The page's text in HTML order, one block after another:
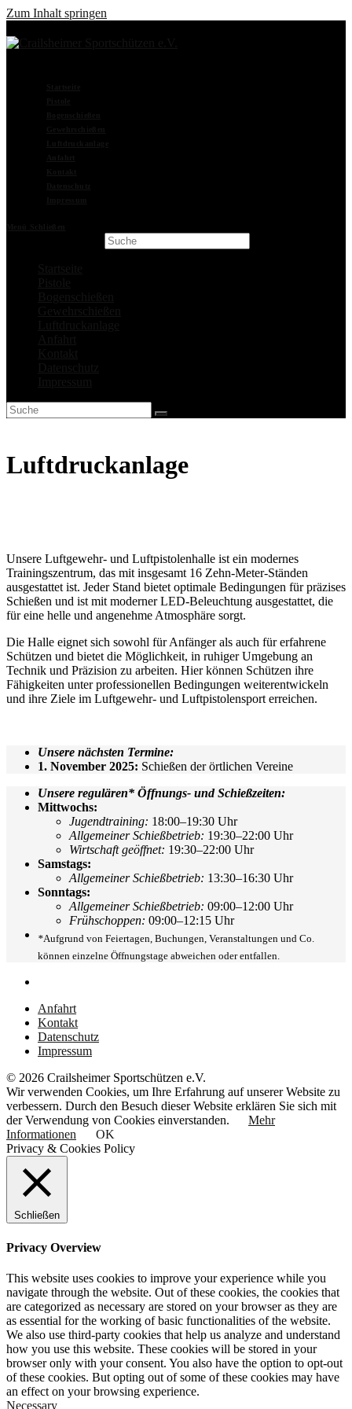
Zum Inhalt springen
Luftdruckanlage
Unsere Luftgewehr- und Luftpistolenhalle ist ein modernes
Trainingszentrum, das mit insgesamt 16 Zehn-Meter-Ständen
ausgestattet ist. Jeder Stand bietet optimale Bedingungen für präzises
Schießen und ist mit moderner LED-Beleuchtung ausgestattet, die
für eine helle und angenehme Atmosphäre sorgt.
Die Halle eignet sich sowohl für Anfänger als auch für erfahrene
Schützen und bietet die Möglichkeit, in ruhiger Umgebung an
Technik und Präzision zu arbeiten. Hier können Schützen ihre
Fähigkeiten unter professionellen Bedingungen weiterentwickeln
und ihre Ziele im Luftgewehr- und Luftpistolensport erreichen.
Unsere nächsten Termine:
1. November 2025: Schießen der örtlichen Vereine
Unsere regulären* Öffnungs- und Schießzeiten:
Mittwochs:
Jugendtraining: 18:00–19:30 Uhr
Allgemeiner Schießbetrieb: 19:30–22:00 Uhr
Wirtschaft geöffnet: 19:30–22:00 Uhr
Samstags:
Allgemeiner Schießbetrieb: 13:30–16:30 Uhr
Sonntags:
Allgemeiner Schießbetrieb: 09:00–12:00 Uhr
Frühschoppen: 09:00–12:15 Uhr
*Aufgrund von Feiertagen, Buchungen, Veranstaltungen und Co.
können einzelne Öffnungstage abweichen oder entfallen.
Anfahrt
Kontakt
Datenschutz
Impressum
© 2026 Crailsheimer Sportschützen e.V.
Wir verwenden Cookies, um Ihre Erfahrung auf unserer Website zu
verbessern. Durch den Besuch dieser Website erklären Sie sich mit
der Verwendung von Cookies einverstanden.
Mehr
Informationen
OK
Privacy & Cookies Policy
Schließen
Privacy Overview
This website uses cookies to improve your experience while you
navigate through the website. Out of these cookies, the cookies that
are categorized as necessary are stored on your browser as they are
as essential for the working of basic functionalities of the website.
We also use third-party cookies that help us analyze and understand
how you use this website. These cookies will be stored in your
browser only with your consent. You also have the option to opt-out
of these cookies. But opting out of some of these cookies may have
an effect on your browsing experience.
Necessary